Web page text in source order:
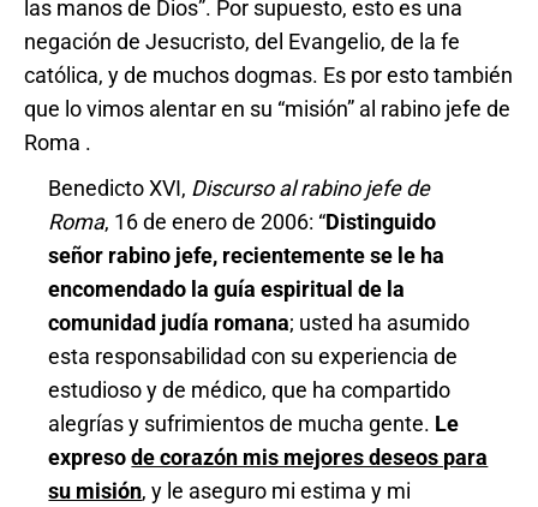
las manos de Dios”. Por supuesto, esto es una
negación de Jesucristo, del Evangelio, de la fe
católica, y de muchos dogmas. Es por esto también
que lo vimos alentar en su “misión” al rabino jefe de
Roma .
Benedicto XVI, Discurso al rabino jefe de
Roma, 16 de enero de 2006: “Distinguido
señor rabino jefe, recientemente se le ha
encomendado la guía espiritual de la
comunidad judía romana; usted ha asumido
esta responsabilidad con su experiencia de
estudioso y de médico, que ha compartido
alegrías y sufrimientos de mucha gente. Le
expresode corazón mis mejores deseos para
su misión, y le aseguro mi estima y mi